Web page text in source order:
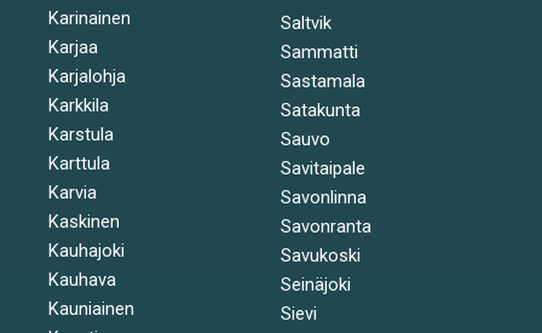
Karinainen
Karjaa
Karjalohja
Karkkila
Karstula
Karttula
Karvia
Kaskinen
Kauhajoki
Kauhava
Kauniainen
Saltvik
Sammatti
Sastamala
Satakunta
Sauvo
Savitaipale
Savonlinna
Savonranta
Savukoski
Seinäjoki
Sievi